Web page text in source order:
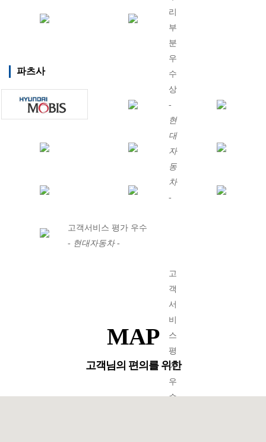
리
부
분
우
수
상
-
현
대
자
동
차
-
2014년
고객서비스 평가 우수
- 현대자동차 -
고
객
서
비
스
평
가
우
수
파츠사
MAP
고객님의 편의를 위한